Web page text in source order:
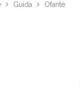
Guida Ofantè